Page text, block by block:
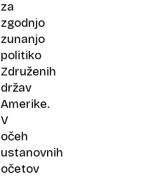
za
zgodnjo
zunanjo
politiko
Združenih
držav
Amerike.
V
očeh
ustanovnih
očetov